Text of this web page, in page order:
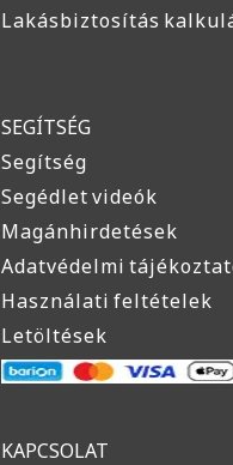
Lakásbiztosítás
SEGÍTSÉG
Segítség
Segédlet videók
Magánhirdetések
Adatvédelmi
Használati feltételek
Letöltések
KAPCSOLAT